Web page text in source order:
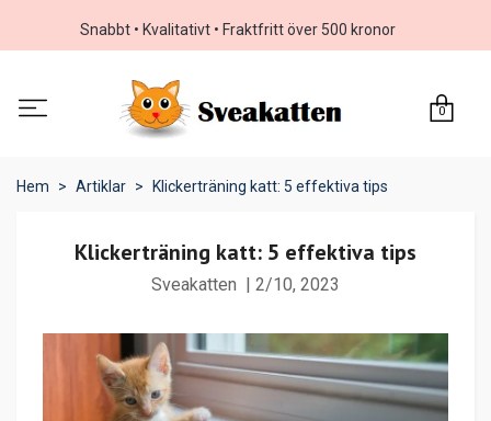
Snabbt • Kvalitativt • Fraktfritt över 500 kronor
0
Hem Artiklar Klickerträning katt: 5 effektiva tips
Klickerträning katt: 5 effektiva tips
Sveakatten 2/10, 2023